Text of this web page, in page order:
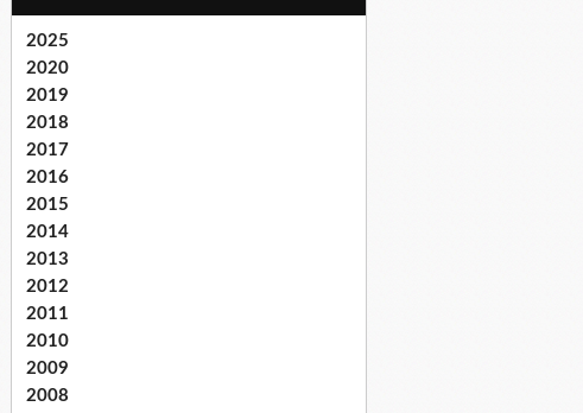
2025
2020
2019
2018
2017
2016
2015
2014
2013
2012
2011
2010
2009
2008